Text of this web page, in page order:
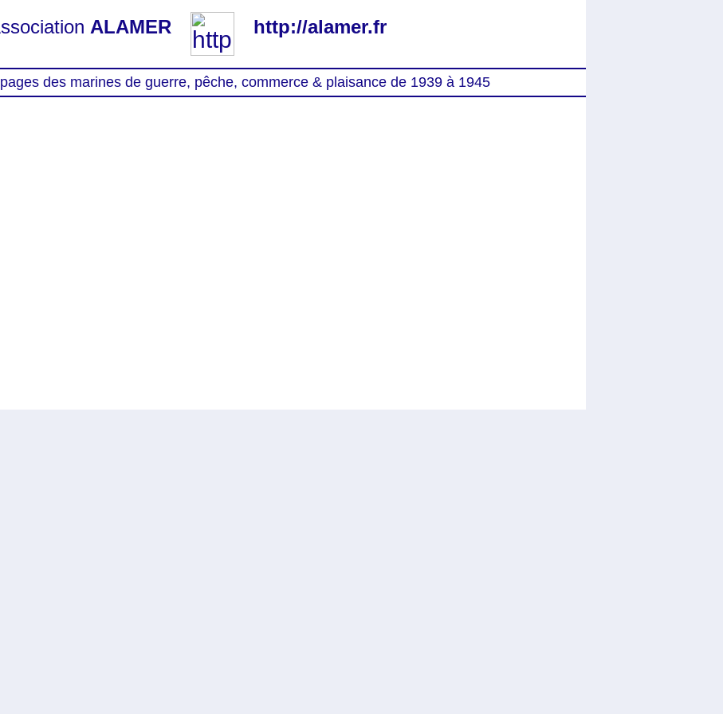
ALAMER http://alamer.fr
des marines de guerre, pêche, commerce & plaisance de 1939 à 1945